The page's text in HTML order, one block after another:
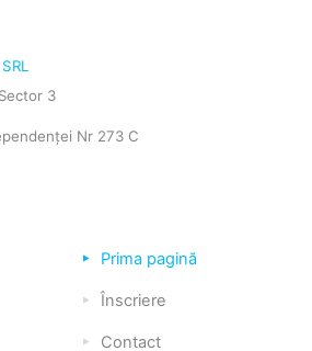
3
Nr 273 C
Prima pagină
Înscriere
Contact